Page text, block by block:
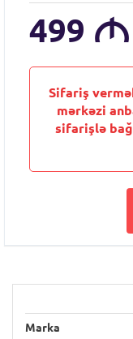
499 M
Sifariş
mərkəzi
sifarişlə
Marka